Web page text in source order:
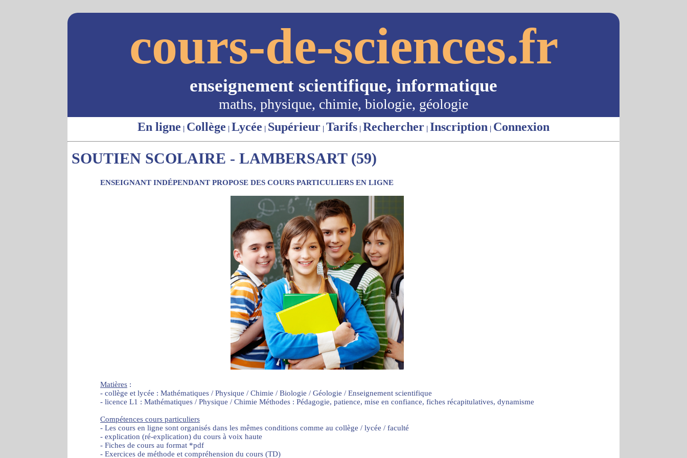
cours-de-sciences.fr
enseignement scientifique, informatique
maths, physique, chimie, biologie, géologie
En ligne | Collège | Lycée | Supérieur | Tarifs | Rechercher | Inscription | Connexion
SOUTIEN SCOLAIRE - LAMBERSART (59)
ENSEIGNANT INDÉPENDANT PROPOSE DES COURS PARTICULIERS EN LIGNE
Matières :
- collège et lycée : Mathématiques / Physique / Chimie / Biologie / Géologie / Enseignement scientifique
- licence L1 : Mathématiques / Physique / Chimie Méthodes : Pédagogie, patience, mise en confiance, fiches récapitulatives, dynamisme
Compétences cours particuliers
- Les cours en ligne sont organisés dans les mêmes conditions comme au collège / lycée / faculté
- explication (ré-explication) du cours à voix haute
- Fiches de cours au format *pdf
- Exercices de méthode et compréhension du cours (TD)